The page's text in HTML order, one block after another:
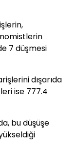
7 düşmesi
dışarıda
ise 777.4
bu düşüşe